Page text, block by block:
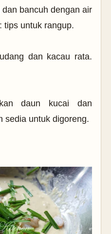
bancuh dengan air
tips untuk rangup.
dan kacau rata.
daun kucai dan
sedia untuk digoreng.